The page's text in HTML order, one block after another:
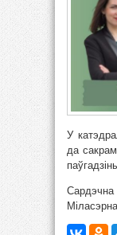
У
да